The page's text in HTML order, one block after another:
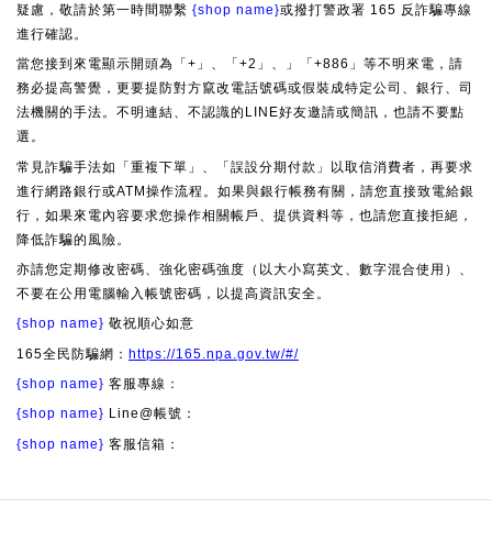
疑慮，敬請於第一時間聯繫 {shop name}或撥打警政署 165 反詐騙專線
進行確認。
當您接到來電顯示開頭為「+」、「+2」、」「+886」等不明來電，請
務必提高警覺，更要提防對方竄改電話號碼或假裝成特定公司、銀行、司
法機關的手法。不明連結、不認識的LINE好友邀請或簡訊，也請不要點
選。
常見詐騙手法如「重複下單」、「誤設分期付款」以取信消費者，再要求
進行網路銀行或ATM操作流程。如果與銀行帳務有關，請您直接致電給銀
行，如果來電內容要求您操作相關帳戶、提供資料等，也請您直接拒絕，
降低詐騙的風險。
亦請您定期修改密碼、強化密碼強度（以大小寫英文、數字混合使用）、
不要在公用電腦輸入帳號密碼，以提高資訊安全。
{shop name} 敬祝順心如意
165全民防騙網： https://165.npa.gov.tw/#/
{shop name} 客服專線：
{shop name} Line@帳號：
{shop name} 客服信箱：